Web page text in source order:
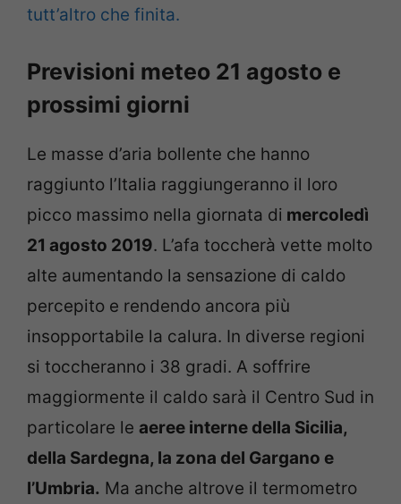
tutt’altro che finita.
Previsioni meteo 21 agosto e
prossimi giorni
Le masse d’aria bollente che hanno
raggiunto l’Italia raggiungeranno il loro
picco massimo nella giornata di mercoledì
21 agosto 2019. L’afa toccherà vette molto
alte aumentando la sensazione di caldo
percepito e rendendo ancora più
insopportabile la calura. In diverse regioni
si toccheranno i 38 gradi. A soffrire
maggiormente il caldo sarà il Centro Sud in
particolare le aeree interne della Sicilia,
della Sardegna, la zona del Gargano e
l’Umbria. Ma anche altrove il termometro